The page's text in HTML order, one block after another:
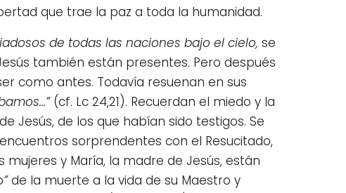
que trae la paz a toda la humanidad.
de todas las naciones bajo el cielo, se
también están presentes. Pero después
como antes. Todavía resuenan en sus
(cf. Lc 24,21). Recuerdan el miedo y la
Jesús, de los que habían sido testigos. Se
sorprendentes con el Resucitado,
y María, la madre de Jesús, están
” de la muerte a la vida de su Maestro y